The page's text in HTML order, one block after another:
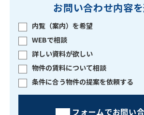
お問い合わせ内容
内覧（案内）を希望
WEBで相談
詳しい資料が欲しい
物件の賃料について相談
条件に合う物件の提案を依頼する
フォームでお問い